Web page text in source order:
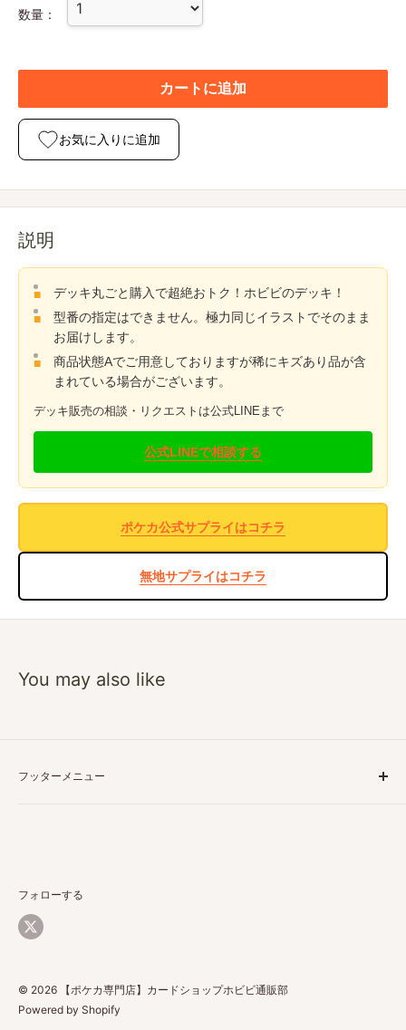
数量：
カートに追加
お気に入りに追加
説明
デッキ丸ごと購入で超絶おトク！ホビビのデッキ！
型番の指定はできません。極力同じイラストでそのまま
お届けします。
商品状態Aでご用意しておりますが稀にキズあり品が含
まれている場合がございます。
デッキ販売の相談・リクエストは公式LINEまで
公式LINEで相談する
ポケカ公式サプライはコチラ
無地サプライはコチラ
You may also like
フッターメニュー
返品・返金について
配送について
お問い合わせ
フォローする
© 2026 【ポケカ専門店】カードショップホビビ通販部
Powered by Shopify